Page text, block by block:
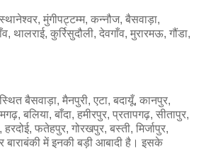
मुंगीपट्टम्म, कन्नौज, बैसवाड़ा,
कुर्रिसुदौली, देवगाँव, मुरारमऊ, गौंडा,
बैसवाड़ा, मैनपुरी, एटा, बदायूँ, कानपुर,
बलिया, बाँदा, हमीरपुर, प्रतापगढ़, सीतापुर,
फतेहपुर, गोरखपुर, बस्ती, मिर्जापुर,
बाराबंकी में इनकी बड़ी आबादी है। इसके